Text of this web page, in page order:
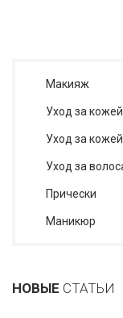
Макияж
Уход за
Уход за
Уход за
Прически
Маникюр
НОВЫЕ СТАТЬИ